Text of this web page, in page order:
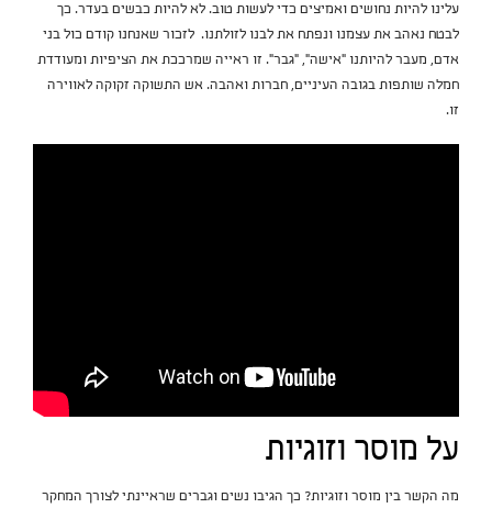
עלינו להיות נחושים ואמיצים כדי לעשות טוב. לא להיות כבשים בעדר. כך
לבטח נאהב את עצמנו ונפתח את לבנו לזולתנו. לזכור שאנחנו קודם כול בני
אדם, מעבר להיותנו ״אישה״, ״גבר״. זו ראייה שמרככת את הציפיות ומעודדת
חמלה שותפות בגובה העיניים, חברות ואהבה. אש התשוקה זקוקה לאווירה
זו.
על מוסר וזוגיות
מה הקשר בין מוסר וזוגיות? כך הגיבו נשים וגברים שראיינתי לצורך המחקר